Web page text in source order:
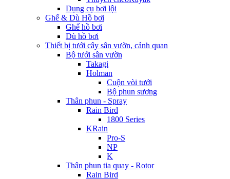
Dụng cụ bơi lội
Ghế & Dù Hồ bơi
Ghế hồ bơi
Dù hồ bơi
Thiết bị tưới cây sân vườn, cảnh quan
Bộ tưới sân vườn
Takagi
Holman
Cuộn vòi tưới
Bộ phun sương
Thân phun - Spray
Rain Bird
1800 Series
KRain
Pro-S
NP
K
Thân phun tia quay - Rotor
Rain Bird